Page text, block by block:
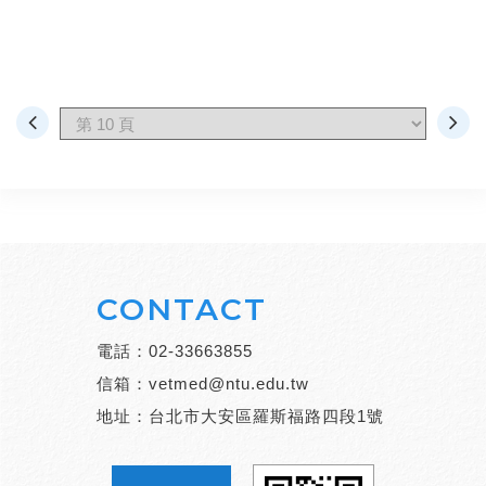
CONTACT
電話： 02-33663855
信箱： vetmed@ntu.edu.tw
地址：台北市大安區羅斯福路四段1號